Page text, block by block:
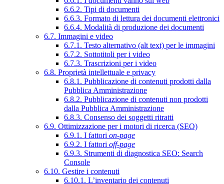
6.6.2. Tipi di documenti
6.6.3. Formato di lettura dei documenti elettronici
6.6.4. Modalità di produzione dei documenti
6.7. Immagini e video
6.7.1. Testo alternativo (alt text) per le immagini
6.7.2. Sottotitoli per i video
6.7.3. Trascrizioni per i video
6.8. Proprietà intellettuale e privacy
6.8.1. Pubblicazione di contenuti prodotti dalla
Pubblica Amministrazione
6.8.2. Pubblicazione di contenuti non prodotti
dalla Pubblica Amministrazione
6.8.3. Consenso dei soggetti ritratti
6.9. Ottimizzazione per i motori di ricerca (SEO)
6.9.1. I fattori on-page
6.9.2. I fattori off-page
6.9.3. Strumenti di diagnostica SEO: Search
Console
6.10. Gestire i contenuti
6.10.1. L’inventario dei contenuti